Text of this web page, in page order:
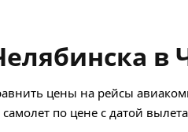
в
цены на рейсы
по цене с датой